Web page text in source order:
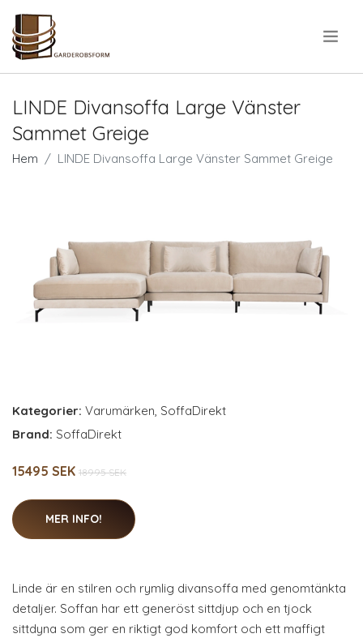
LINDE Divansoffa Large Vänster
Sammet Greige
Hem LINDE Divansoffa Large Vänster Sammet Greige
Kategorier: Varumärken, SoffaDirekt
Brand: SoffaDirekt
15495 SEK 18995 SEK
MER INFO!
Linde är en stilren och rymlig divansoffa med genomtänkta
detaljer. Soffan har ett generöst sittdjup och en tjock
sittdyna som ger en riktigt god komfort och ett maffigt